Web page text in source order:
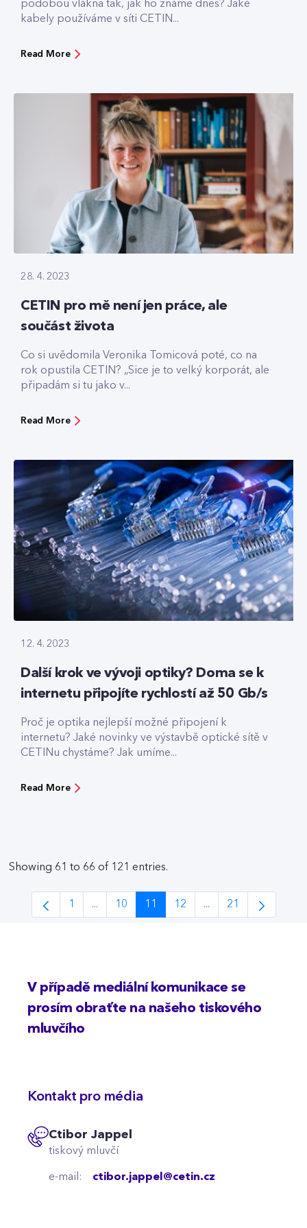
podobou vlákna tak, jak ho známe dnes? Jaké
kabely používáme v síti CETIN...
Read More
28. 4. 2023
CETIN pro mě není jen práce, ale
součást života
Co si uvědomila Veronika Tomicová poté, co na
rok opustila CETIN? „Sice je to velký korporát, ale
připadám si tu jako v...
Read More
12. 4. 2023
Další krok ve vývoji optiky? Doma se k
internetu připojíte rychlostí až 50 Gb/s
Proč je optika nejlepší možné připojení k
internetu? Jaké novinky ve výstavbě optické sítě v
CETINu chystáme? Jak umíme...
Read More
Showing 61 to 66 of 121 entries.
Page
1 ...
Intermediate Pages Use TAB to navigate.
Page
10
Page
11
Page
12 ...
Intermediate Pages
Page
21
V případě mediální komunikace se
prosím obraťte na našeho tiskového
mluvčího
Kontakt pro média
Ctibor Jappel
tiskový mluvčí
e-mail: ctibor.jappel@cetin.cz